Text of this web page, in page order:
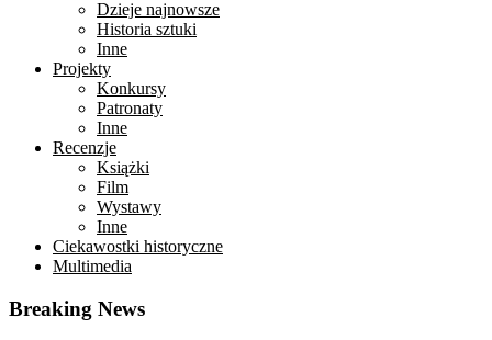
Dzieje najnowsze
Historia sztuki
Inne
Projekty
Konkursy
Patronaty
Inne
Recenzje
Książki
Film
Wystawy
Inne
Ciekawostki historyczne
Multimedia
Breaking News